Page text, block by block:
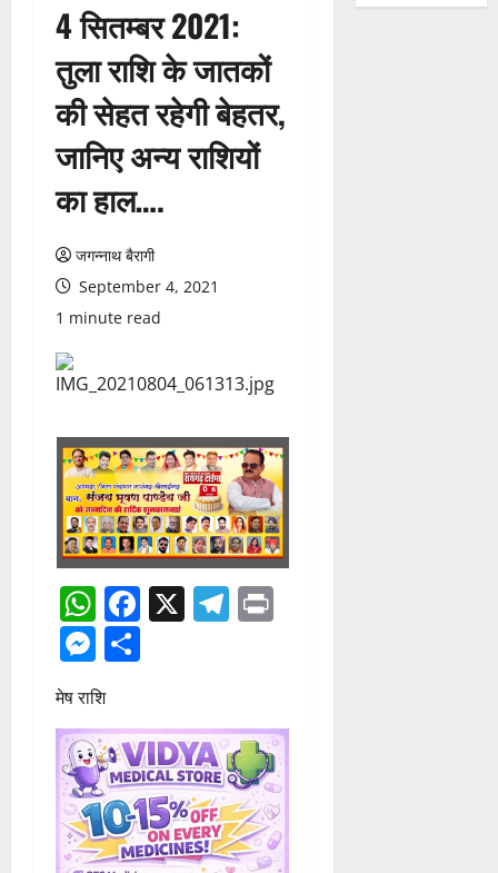
4 सितम्बर 2021:
तुला राशि के जातकों
की सेहत रहेगी बेहतर,
जानिए अन्य राशियों
का हाल….
जगन्नाथ बैरागी
September 4, 2021
1 minute read
WhatsApp
Facebook
X Telegram
Print
Messenger
Share
मेष राशि